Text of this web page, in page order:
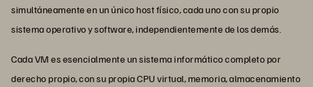
simultáneamente en un único host físico, cada uno con su propio
sistema operativo y software, independientemente de los demás.
Cada VM es esencialmente un sistema informático completo por
derecho propio, con su propia CPU virtual, memoria, almacenamiento